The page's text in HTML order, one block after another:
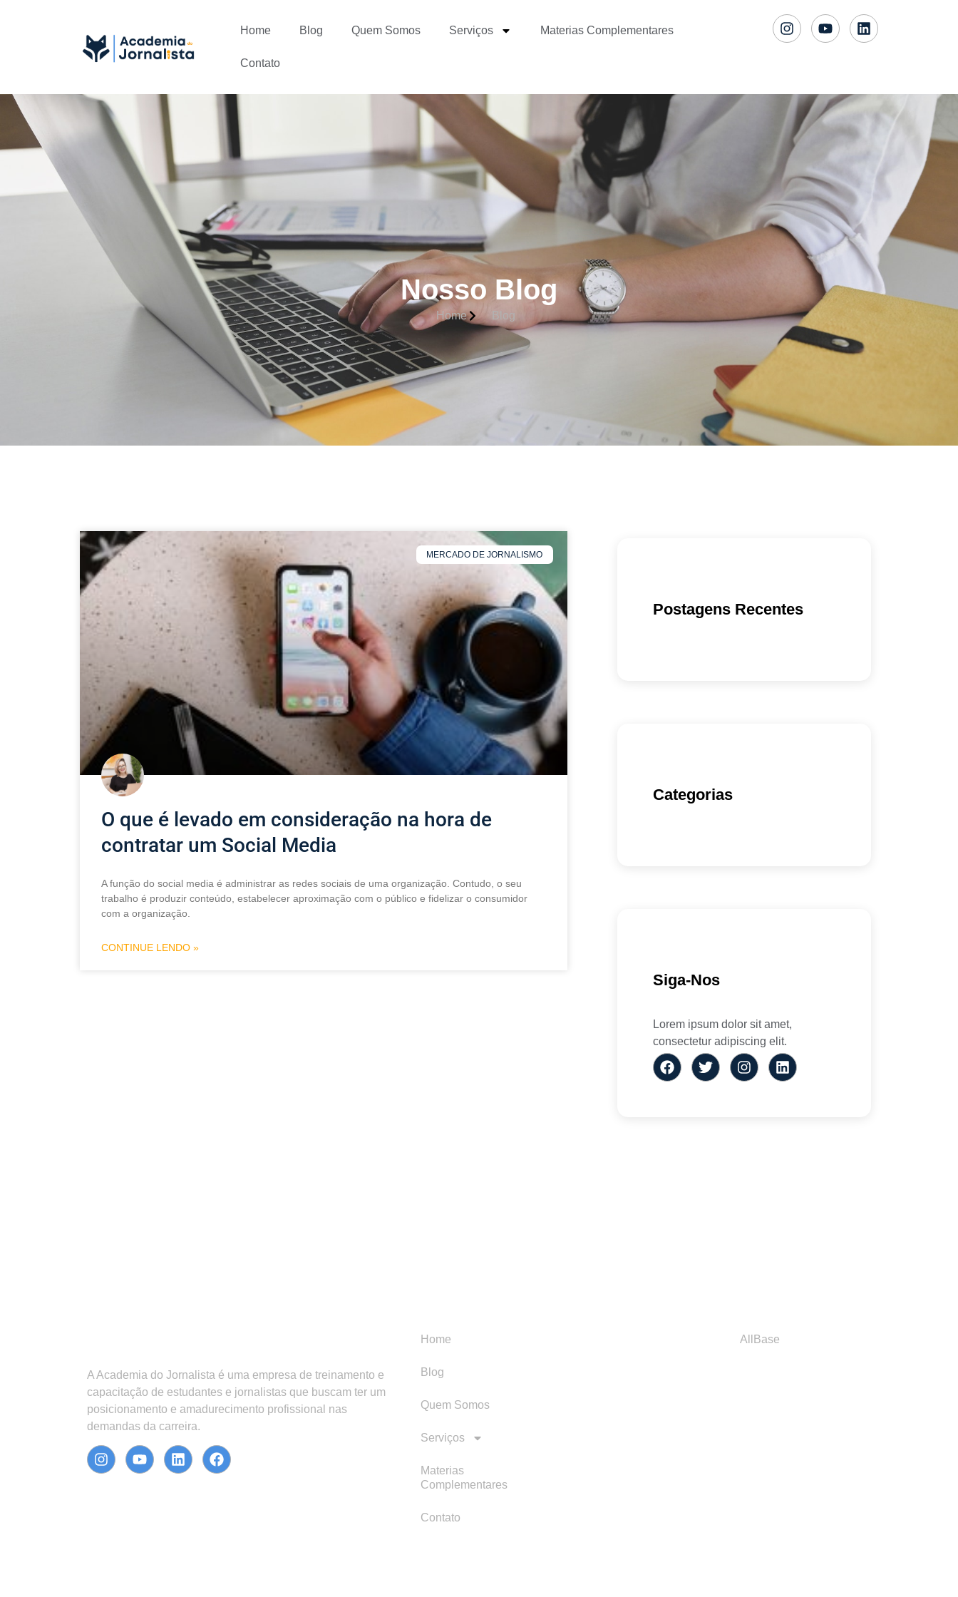
Home Blog Quem Somos Serviços Materias Complementares
Contato
Nosso Blog
Home Blog
MERCADO DE JORNALISMO
O que é levado em consideração na hora de
contratar um Social Media
A função do social media é administrar as redes sociais de uma organização. Contudo, o seu
trabalho é produzir conteúdo, estabelecer aproximação com o público e fidelizar o consumidor
com a organização.
CONTINUE LENDO »
Postagens Recentes
Categorias
Siga-Nos
Lorem ipsum dolor sit amet,
consectetur adipiscing elit.
A Academia do Jornalista é uma empresa de treinamento e
capacitação de estudantes e jornalistas que buscam ter um
posicionamento e amadurecimento profissional nas
demandas da carreira.
Home
Blog
Quem Somos
Serviços
Materias
Complementares
Contato
AllBase